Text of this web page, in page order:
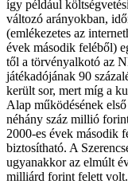
így például
változó arányokban,
(emlékezetes az
évek második feléből)
től a törvényalkotó az
játékadójának 90
került sor, mert míg a
Alap működésének
néhány száz millió
2000-es évek második
biztosítható. A
ugyanakkor az elmúlt
milliárd forint felett volt.